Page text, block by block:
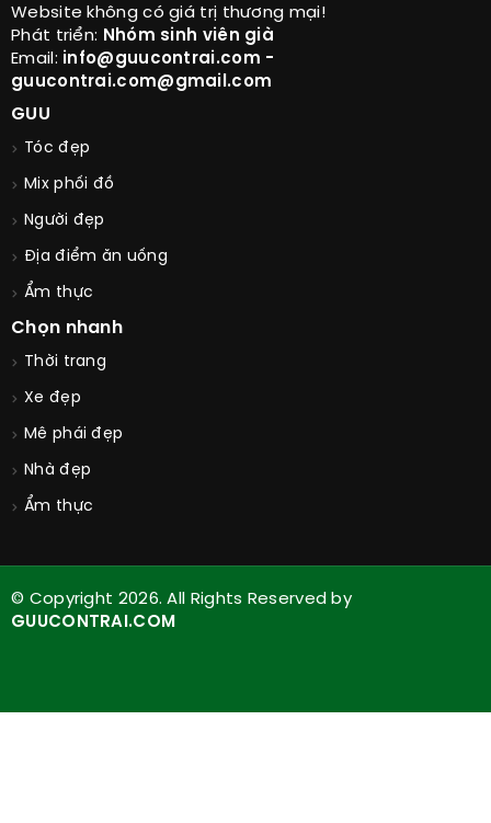
Website không có giá trị thương mại!
Phát triển: Nhóm sinh viên già
Email: info@guucontrai.com -
guucontrai.com@gmail.com
GUU
Tóc đẹp
Mix phối đồ
Người đẹp
Địa điểm ăn uống
Ẩm thực
Chọn nhanh
Thời trang
Xe đẹp
Mê phái đẹp
Nhà đẹp
Ẩm thực
© Copyright 2026. All Rights Reserved by
GUUCONTRAI.COM